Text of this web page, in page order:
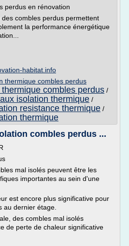
perdus en rénovation
combles perdus permettent
la performance énergétique
habitat.info
thermique combles perdus
combles perdus /
isolation thermique /
resistance thermique /
thermique
combles perdus ...
mal isolés peuvent être les
importantes au sein d'une
est encore plus significative pour
au dernier étage.
des combles mal isolés
de perte de chaleur significative